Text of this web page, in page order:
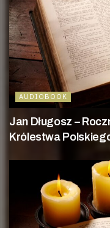
AUDIOBOOK
Jan Długosz –
Królestwa